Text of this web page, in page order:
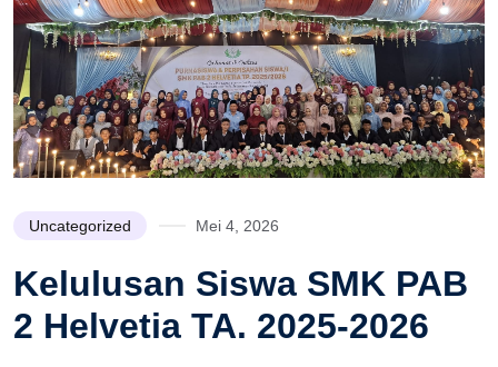
Uncategorized Mei 4, 2026
Kelulusan Siswa SMK PAB
2 Helvetia TA. 2025-2026